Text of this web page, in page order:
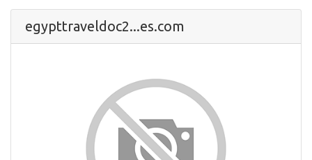
egypttraveldoc2...es.com